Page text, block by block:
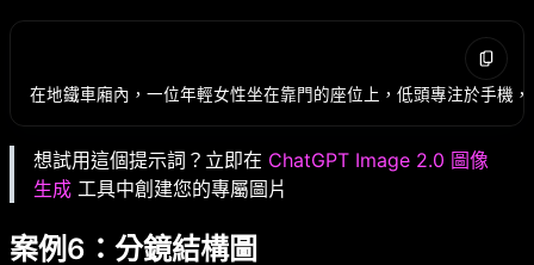
想試用這個提示詞？立即在 ChatGPT Image 2.0 圖像
生成 工具中創建您的專屬圖片
案例6：分鏡結構圖